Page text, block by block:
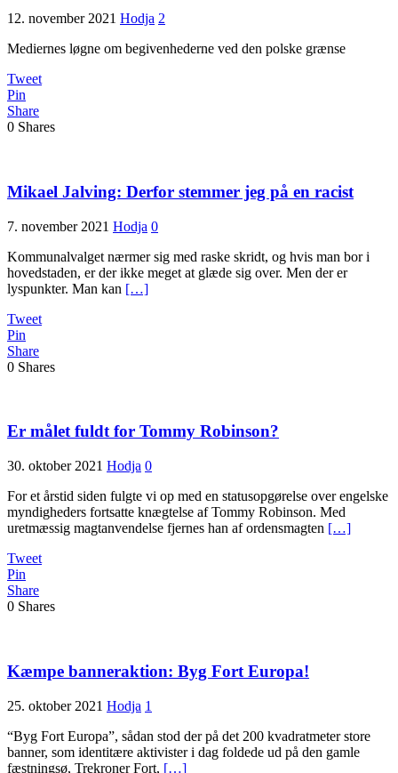
12. november 2021 Hodja 2
Mediernes løgne om begivenhederne ved den polske grænse
Tweet
Pin
Share
0 Shares
Mikael Jalving: Derfor stemmer jeg på en racist
7. november 2021 Hodja 0
Kommunalvalget nærmer sig med raske skridt, og hvis man bor i
hovedstaden, er der ikke meget at glæde sig over. Men der er
lyspunkter. Man kan […]
Tweet
Pin
Share
0 Shares
Er målet fuldt for Tommy Robinson?
30. oktober 2021 Hodja 0
For et årstid siden fulgte vi op med en statusopgørelse over engelske
myndigheders fortsatte knægtelse af Tommy Robinson. Med
uretmæssig magtanvendelse fjernes han af ordensmagten […]
Tweet
Pin
Share
0 Shares
Kæmpe banneraktion: Byg Fort Europa!
25. oktober 2021 Hodja 1
“Byg Fort Europa”, sådan stod der på det 200 kvadratmeter store
banner, som identitære aktivister i dag foldede ud på den gamle
fæstningsø, Trekroner Fort, […]